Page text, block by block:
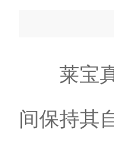
莱宝真
间保持其